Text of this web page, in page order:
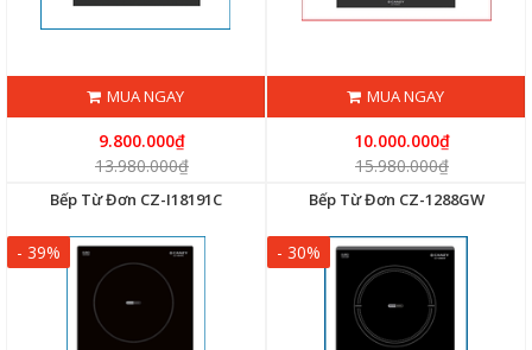
MUA NGAY
9.800.000₫
13.980.000₫
MUA NGAY
10.000.000₫
15.980.000₫
Bếp Từ Đơn CZ-I18191C
- 39%
Bếp Từ Đơn CZ-1288GW
- 30%